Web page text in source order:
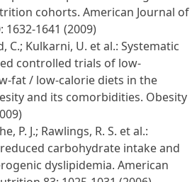
cohorts. American Journal of
1641 (2009)
C.; Kulkarni, U. et al.: Systematic
controlled trials of low-
fat / low-calorie diets in the
and its comorbidities. Obesity
P. J.; Rawlings, R. S. et al.:
carbohydrate intake and
dyslipidemia. American